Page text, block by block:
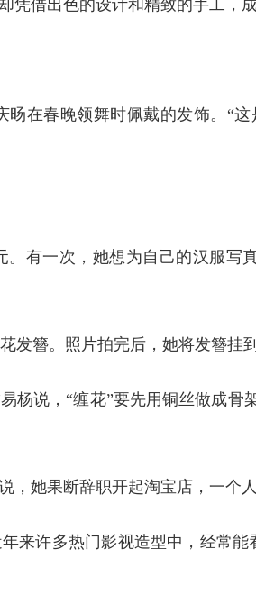
凭借出色的设计和精致的手工，
在春晚领舞时佩戴的发饰。“
。有一次，她想为自己的汉服
簪。照片拍完后，她将发簪挂
杨说，“缠花”要先用铜丝做成
，她果断辞职开起淘宝店，一个
来许多热门影视造型中，经常